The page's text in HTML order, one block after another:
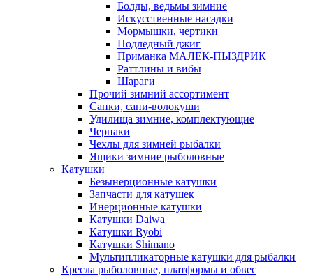
Болды, ведьмы зимние
Искусственные насадки
Мормышки, чертики
Подледный джиг
Приманка МАЛЕК-ПЫЗДРИК
Раттлины и вибы
Шараги
Прочий зимний ассортимент
Санки, сани-волокуши
Удилища зимние, комплектующие
Черпаки
Чехлы для зимней рыбалки
Ящики зимние рыболовные
Катушки
Безынерционные катушки
Запчасти для катушек
Инерционные катушки
Катушки Daiwa
Катушки Ryobi
Катушки Shimano
Мультипликаторные катушки для рыбалки
Кресла рыболовные, платформы и обвес